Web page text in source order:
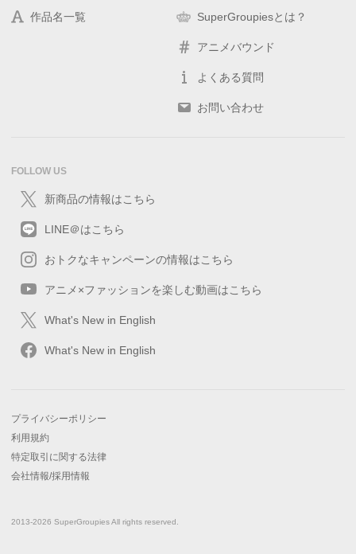
作品名一覧 SuperGroupiesとは？
アニメバウンド
よくある質問
お問い合わせ
FOLLOW US
新商品の情報はこちら
LINE＠はこちら
おトクなキャンペーンの情報はこちら
アニメ×ファッションを楽しむ動画はこちら
What's New in English
What's New in English
プライバシーポリシー
利用規約
特定取引に関する法律
会社情報/採用情報
2013-2026 SuperGroupies All rights reserved.